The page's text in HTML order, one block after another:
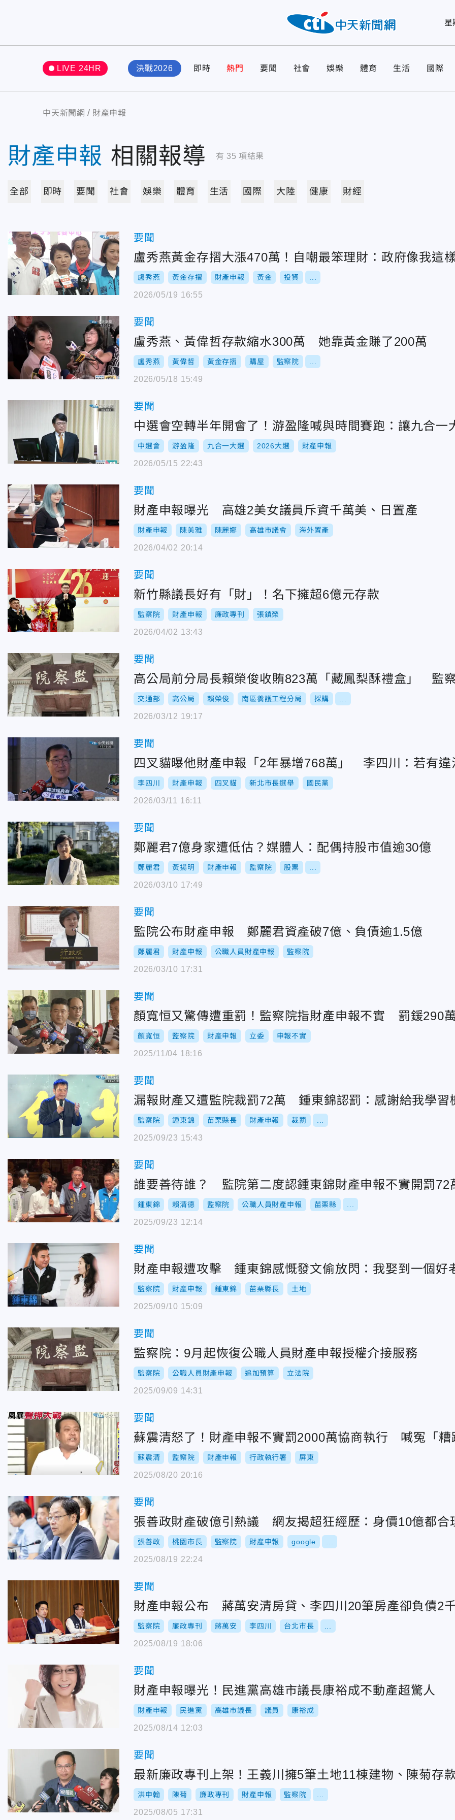
星
LIVE 24HR 決戰2026 即時 熱門 要聞 社會 娛樂 體育 生活 國際
中天新聞網 財產申報
財產申報 相關報導 有 35 項結果
全部 即時 要聞 社會 娛樂 體育 生活 國際 大陸 健康 財經
要聞
盧秀燕黃金存摺大漲470萬！自嘲最笨理財：政府像我這
盧秀燕 黃金存摺 財產申報 黃金 投資
2026/05/19 16:55
要聞
盧秀燕、黃偉哲存款縮水300萬 她靠黃金賺了200萬
盧秀燕 黃偉哲 黃金存摺 購屋 監察院
2026/05/18 15:49
要聞
中選會空轉半年開會了！游盈隆喊與時間賽跑：讓九合一
中選會 游盈隆 九合一大選 2026大選 財產申報
2026/05/15 22:43
要聞
財產申報曝光 高雄2美女議員斥資千萬美、日置產
財產申報 陳美雅 陳麗娜 高雄市議會 海外置產
2026/04/02 20:14
要聞
新竹縣議長好有「財」！名下擁超6億元存款
監察院 財產申報 廉政專刊 張鎮榮
2026/04/02 13:43
要聞
高公局前分局長賴榮俊收賄823萬「藏鳳梨酥禮盒」 監
交通部 高公局 賴榮俊 南區養護工程分局 採購
2026/03/12 19:17
要聞
四叉貓曝他財產申報「2年暴增768萬」 李四川：若有違
李四川 財產申報 四叉貓 新北市長選舉 國民黨
2026/03/11 16:11
要聞
鄭麗君7億身家遭低估？媒體人：配偶持股市值逾30億
鄭麗君 黃揚明 財產申報 監察院 股票
2026/03/10 17:49
要聞
監院公布財產申報 鄭麗君資產破7億、負債逾1.5億
鄭麗君 財產申報 公職人員財產申報 監察院
2026/03/10 17:31
要聞
顏寬恒又驚傳遭重罰！監察院指財產申報不實 罰鍰290
顏寬恒 監察院 財產申報 立委 申報不實
2025/11/04 18:16
要聞
漏報財產又遭監院裁罰72萬 鍾東錦認罰：感謝給我學習
監察院 鍾東錦 苗栗縣長 財產申報 裁罰
2025/09/23 15:43
要聞
誰要善待誰？ 監院第二度認鍾東錦財產申報不實開罰72
鍾東錦 賴清德 監察院 公職人員財產申報 苗栗縣
2025/09/23 12:14
要聞
財產申報遭攻擊 鍾東錦感慨發文偷放閃：我娶到一個好
監察院 財產申報 鍾東錦 苗栗縣長 土地
2025/09/10 15:09
要聞
監察院：9月起恢復公職人員財產申報授權介接服務
監察院 公職人員財產申報 追加預算 立法院
2025/09/09 14:31
要聞
蘇震清怒了！財產申報不實罰2000萬協商執行 喊冤「糟
蘇震清 監察院 財產申報 行政執行署 屏東
2025/08/20 20:16
要聞
張善政財產破億引熱議 網友揭超狂經歷：身價10億都合
張善政 桃園市長 監察院 財產申報 google
2025/08/19 22:24
要聞
財產申報公布 蔣萬安清房貸、李四川20筆房產卻負債2
監察院 廉政專刊 蔣萬安 李四川 台北市長
2025/08/19 18:06
要聞
財產申報曝光！民進黨高雄市議長康裕成不動產超驚人
財產申報 民進黨 高雄市議長 議員 康裕成
2025/08/14 12:03
要聞
最新廉政專刊上架！王義川擁5筆土地11棟建物、陳菊存
洪申翰 陳菊 廉政專刊 財產申報 監察院
2025/08/05 17:31